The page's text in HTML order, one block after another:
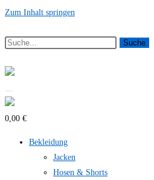
Zum Inhalt springen
Suche
0,00 €
Bekleidung
Jacken
Hosen & Shorts